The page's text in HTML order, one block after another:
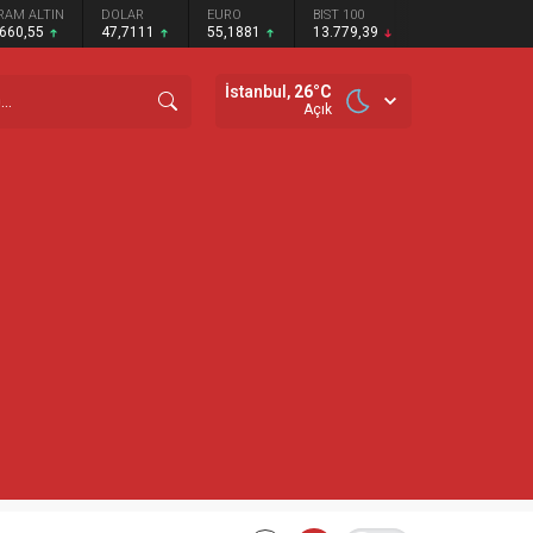
ALTIN DOLAR
47,7111
EURO
55,1881
BIST 100
13.779,39
İstanbul, 26°C
Açık